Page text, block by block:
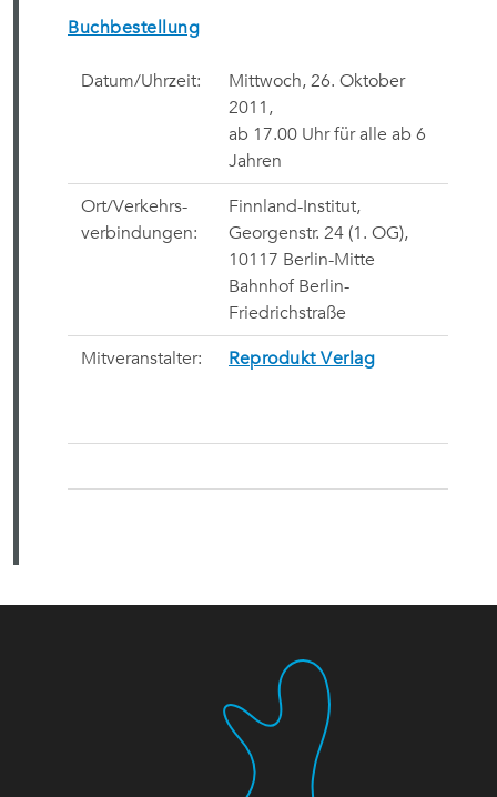
Buchbestellung
Datum/Uhrzeit:
Mittwoch, 26. Oktober
2011,
ab 17.00 Uhr für alle ab 6
Jahren
Ort/Verkehrs-
verbindungen:
Finnland-Institut,
Georgenstr. 24 (1. OG),
10117 Berlin-Mitte
Bahnhof Berlin-
Friedrichstraße
Mitveranstalter: Reprodukt Verlag